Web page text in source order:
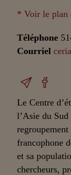
* Voir le plan
Téléphone
Courriel
Le Centre
l’Asie du
francophone
et sa
chercheurs,